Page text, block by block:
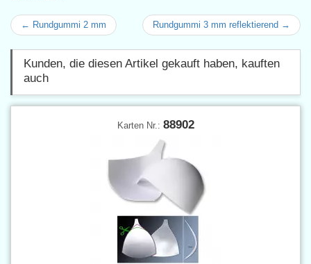
← Rundgummi 2 mm Rundgummi 3 mm reflektierend →
Kunden, die diesen Artikel gekauft haben, kauften
auch
Karten Nr.: 88902